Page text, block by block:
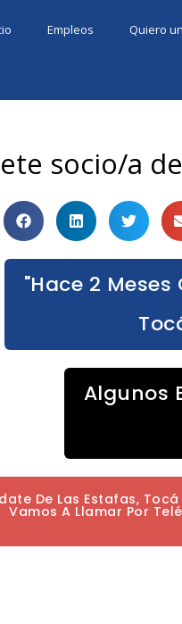
Empleos Quiero
socio/a
"Hace 2
Algunos
De Las Estafas,
Vamos A Llamar Por